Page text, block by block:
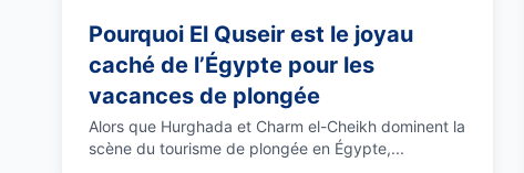
Pourquoi El Quseir est le joyau
caché de l’Égypte pour les
vacances de plongée
Alors que Hurghada et Charm el-Cheikh dominent la
scène du tourisme de plongée en Égypte,...